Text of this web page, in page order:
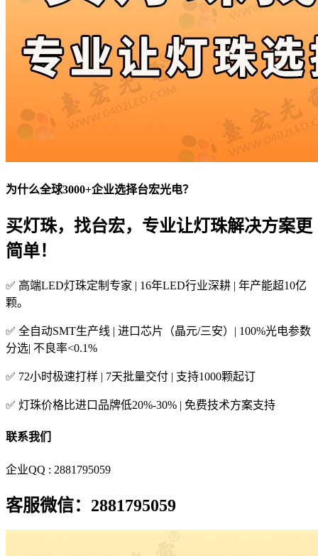
为什么全球3000+企业选择台宏光电？
买灯珠，找台宏，专业让灯珠解决方案更
简单！
✅ 高端LED灯珠定制专家 | 16年LED行业深耕 | 年产能超10亿
颗。
✅ 全自动SMT生产线 | 进口芯片（晶元/三安）| 100%光电参数
分选| 不良率<0.1%
✅ 72小时极速打样 | 7天批量交付 | 支持1000颗起订
✅ 灯珠价格比进口品牌低20%-30% | 免费技术方案支持
联系我们
企业QQ : 2881795059
客服微信：2881795059